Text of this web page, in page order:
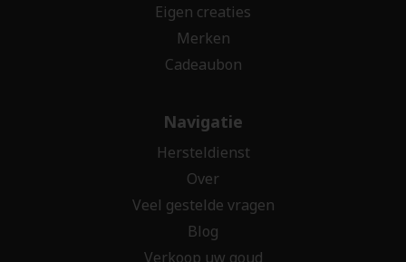
Eigen creaties
Merken
Cadeaubon
Navigatie
Hersteldienst
Over
Veel gestelde vragen
Blog
Verkoop uw goud